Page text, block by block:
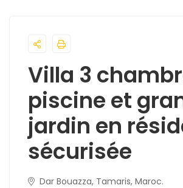
Villa 3
piscine et
jardin en
sécurisée
Dar Bouazza, Tamaris, Maroc.